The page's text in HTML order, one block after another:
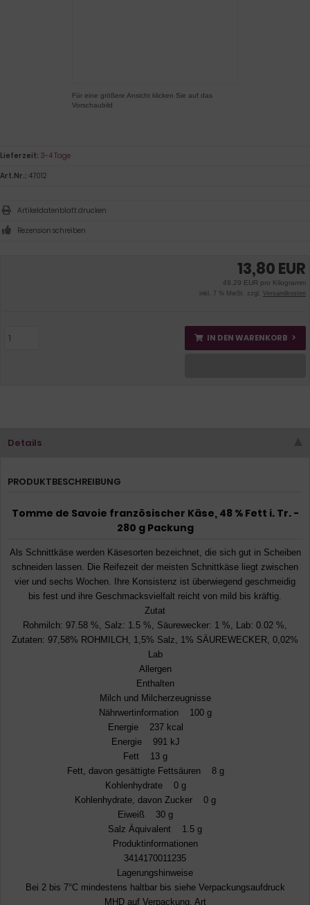
Für eine größere Ansicht klicken Sie auf das
Vorschaubild
13,80 EUR
49,29 EUR pro Kilogramm
inkl. 7 % MwSt. zzgl. Versandkosten
IN DEN WARENKORB
Lieferzeit: 3-4 Tage
Art.Nr.: 47012
Artikeldatenblatt drucken
Rezension schreiben
Details
PRODUKTBESCHREIBUNG
Tomme de Savoie französischer Käse, 48 % Fett i. Tr. -
280 g Packung
Als Schnittkäse werden Käsesorten bezeichnet, die sich gut in Scheiben
schneiden lassen. Die Reifezeit der meisten Schnittkäse liegt zwischen
vier und sechs Wochen. Ihre Konsistenz ist überwiegend geschmeidig
bis fest und ihre Geschmacksvielfalt reicht von mild bis kräftig.
Zutat
Rohmilch: 97.58 %, Salz: 1.5 %, Säurewecker: 1 %, Lab: 0.02 %,
Zutaten: 97,58% ROHMILCH, 1,5% Salz, 1% SÄUREWECKER, 0,02%
Lab
Allergen
Enthalten
Milch und Milcherzeugnisse
Nährwertinformation 100 g
Energie 237 kcal
Energie 991 kJ
Fett 13 g
Fett, davon gesättigte Fettsäuren 8 g
Kohlenhydrate 0 g
Kohlenhydrate, davon Zucker 0 g
Eiweiß 30 g
Salz Äquivalent 1.5 g
Produktinformationen
3414170011235
Lagerungshinweise
Bei 2 bis 7°C mindestens haltbar bis siehe Verpackungsaufdruck
MHD auf Verpackung, Art